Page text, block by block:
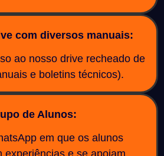
com diversos manuais:
ao nosso drive recheado de
e boletins técnicos).
de Alunos:
em que os alunos